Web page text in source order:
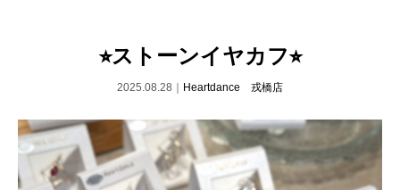
⭐︎ストーンイヤカフ⭐︎
2025.08.28｜ Heartdance 戎橋店